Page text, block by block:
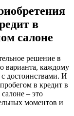
в
салоне
решение в
варианта, каждому
с достоинствами. И
в кредит в
– это
моментов и